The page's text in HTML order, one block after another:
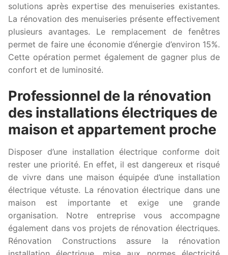
solutions après expertise des menuiseries existantes.
La rénovation des menuiseries présente effectivement
plusieurs avantages. Le remplacement de fenêtres
permet de faire une économie d’énergie d’environ 15%.
Cette opération permet également de gagner plus de
confort et de luminosité.
Professionnel de la rénovation
des installations électriques de
maison et appartement proche
Disposer d’une installation électrique conforme doit
rester une priorité. En effet, il est dangereux et risqué
de vivre dans une maison équipée d’une installation
électrique vétuste. La rénovation électrique dans une
maison est importante et exige une grande
organisation. Notre entreprise vous accompagne
également dans vos projets de rénovation électriques.
Rénovation Constructions assure la rénovation